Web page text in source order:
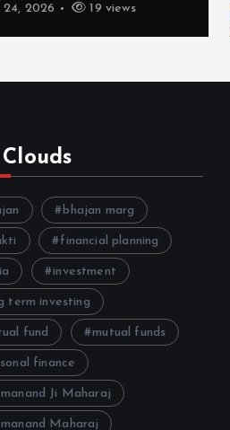
July 9, 2026
15 views
Clouds
bhajan marg
financial planning
investment
term investing
fund mutual funds
finance
Ji Maharaj
Maharaj